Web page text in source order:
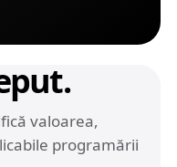
valoarea,
programării